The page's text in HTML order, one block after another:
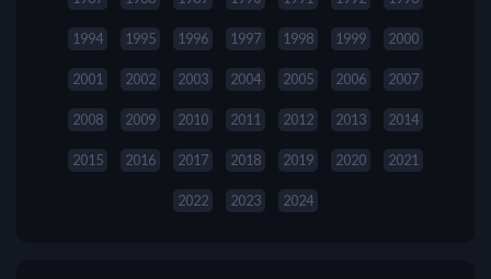
1994 1995 1996 1997 1998 1999 2000
2001 2002 2003 2004 2005 2006 2007
2008 2009 2010 2011 2012 2013 2014
2015 2016 2017 2018 2019 2020 2021
2022 2023 2024